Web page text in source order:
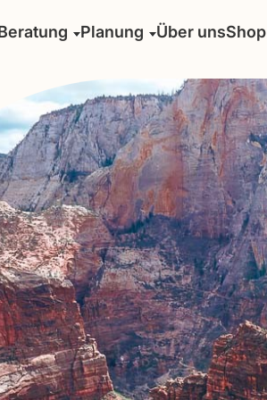
Planung Über unsShop